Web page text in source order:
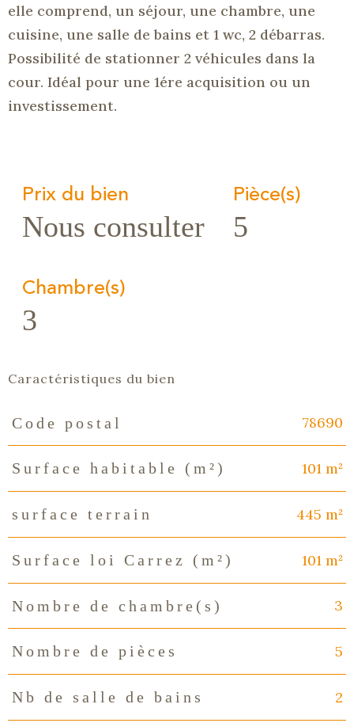
elle comprend, un séjour, une chambre, une
cuisine, une salle de bains et 1 wc, 2 débarras.
Possibilité de stationner 2 véhicules dans la
cour. Idéal pour une 1ére acquisition ou un
investissement.
Prix du bien
Nous consulter
Pièce(s)
5
Chambre(s)
3
Caractéristiques du bien
Caractéristiques
Code postal 78690
Surface habitable (m²) 101 m²
surface terrain 445 m²
Surface loi Carrez (m²) 101 m²
Nombre de chambre(s) 3
Nombre de pièces 5
Nb de salle de bains 2